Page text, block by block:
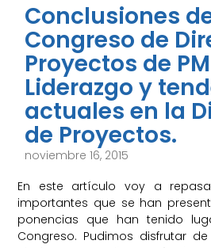
Conclusiones
Congreso de
Proyectos de
Liderazgo y
actuales en la
de Proyectos.
noviembre 16, 2015
En este artículo voy a
importantes que se han
ponencias que han tenido
Congreso. Pudimos disfrutar